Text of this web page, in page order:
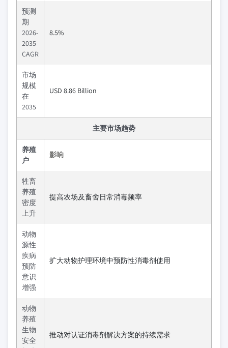
预测
期
2026-
2035
CAGR
8.5%
市场
规模
在
2035
USD 8.86 Billion
主要市场趋势
养殖
户
影响
牲畜
养殖
密度
上升
提高农场及畜舍日常消毒频率
动物
源性
疾病
预防
意识
增强
扩大动物护理环境中预防性消毒剂使用
动物
养殖
生物
安全
推动对认证消毒剂解决方案的持续需求